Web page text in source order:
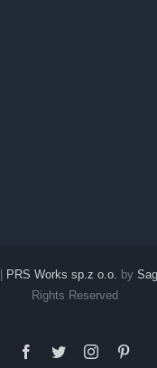
PRS Works sp.z o.o. by
Rights Reserved
Facebook
TwitterInstagram